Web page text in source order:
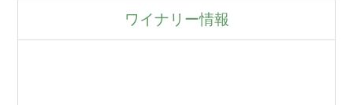
ワイナリー情報